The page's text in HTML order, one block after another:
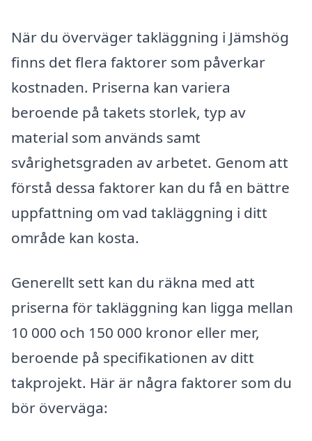
När du överväger takläggning i Jämshög
finns det flera faktorer som påverkar
kostnaden. Priserna kan variera
beroende på takets storlek, typ av
material som används samt
svårighetsgraden av arbetet. Genom att
förstå dessa faktorer kan du få en bättre
uppfattning om vad takläggning i ditt
område kan kosta.
Generellt sett kan du räkna med att
priserna för takläggning kan ligga mellan
10 000 och 150 000 kronor eller mer,
beroende på specifikationen av ditt
takprojekt. Här är några faktorer som du
bör överväga: